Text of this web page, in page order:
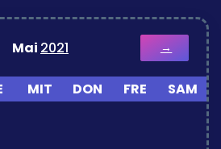
Mai 2021 →
MIT DON FRE SAM